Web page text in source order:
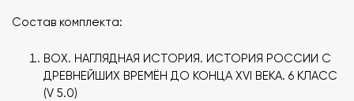
Состав комплекта:
BOX. НАГЛЯДНАЯ ИСТОРИЯ. ИСТОРИЯ РОССИИ С
ДРЕВНЕЙШИХ ВРЕМЁН ДО КОНЦА XVI ВЕКА. 6 КЛАСС
(V 5.0)